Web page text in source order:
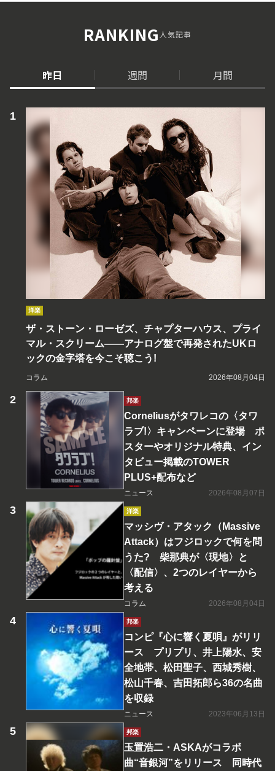
RANKING人気記事
昨日 週間 月間
洋楽
ザ・ストーン・ローゼズ、チャプターハウス、プライ
マル・スクリーム――アナログ盤で再発されたUKロ
ックの金字塔を今こそ聴こう!
コラム 2026年08月04日
邦楽
Corneliusがタワレコの〈タワ
ラブ!〉キャンペーンに登場 ポ
スターやオリジナル特典、イン
タビュー掲載のTOWER
PLUS+配布など
ニュース 2026年08月07日
洋楽
マッシヴ・アタック（Massive
Attack）はフジロックで何を問
うた? 柴那典が〈現地〉と
〈配信〉、2つのレイヤーから
考える
コラム 2026年08月04日
邦楽
コンピ『心に響く夏唄』がリリ
ース プリプリ、井上陽水、安
全地帯、松田聖子、西城秀樹、
松山千春、吉田拓郎ら36の名曲
を収録
ニュース 2023年06月13日
邦楽
玉置浩二・ASKAがコラボ
曲“音銀河”をリリース 同時代